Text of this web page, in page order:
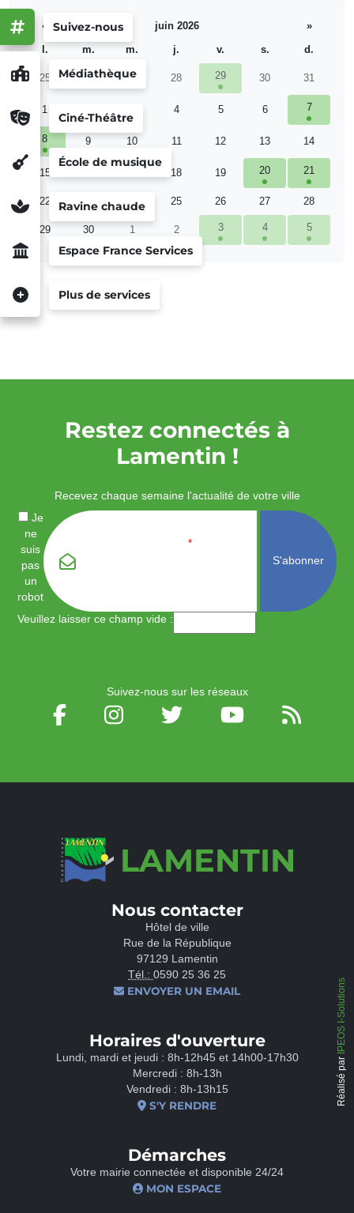
Médiathèque
Ciné-Théâtre
École de musique
Ravine chaude
Espace France Services
Plus de services
Suivez-nous
« juin 2026
»
l.
m. m. j. v. s. d.
25 26 27 28 29 30 31
1 4 5 6 7
8 9 10 11 12 13 14
15 18 19 20 21
22 23 24 25 26 27 28
29 30 1 2 3 4 5
LAMENTIN
Nous contacter
Hôtel de ville
Rue de la République
97129 Lamentin
Tél.: 0590 25 36 25
ENVOYER UN EMAIL
Horaires d'ouverture
Lundi, mardi et jeudi : 8h-12h45 et 14h00-17h30
Mercredi : 8h-13h
Vendredi : 8h-13h15
S'Y RENDRE
Démarches
Votre mairie connectée et disponible 24/24
MON ESPACE
Restez connectés à
Lamentin !
Recevez chaque semaine l'actualité de votre ville
Je
ne
suis
pas
un
robot
*
Veuillez laisser ce champ vide :
Suivez-nous sur les réseaux
Réalisé par
IPEOS I-Solutions